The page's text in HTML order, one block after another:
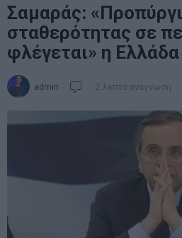
Σαμαράς:
σταθερότητας σε
φλέγεται» η Ελλάδα
admin 2 λεπτά ανάγνωση